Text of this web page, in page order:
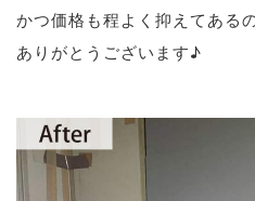
かつ価格も程よく抑えてある
ありがとうございます♪